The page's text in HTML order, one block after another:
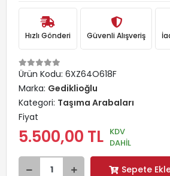
Hızlı Gönderi Güvenli Alışveriş
Ürün Kodu: 6XZ64O618F
Marka: Gediklioğlu
Kategori: Taşıma Arabaları
Fiyat
5.500,00 TL KDV
DAHİL
Sepete